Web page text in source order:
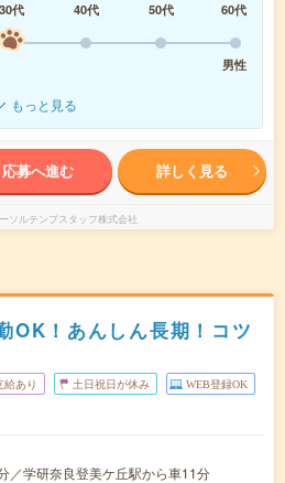
30代 40代 50代
60代
男性
もっと見る
応募へ進む 詳しく見る
ソルテンプスタッフ株式会社
OK！あんしん長期！コツ
給あり 土日祝日が休み WEB登録OK
／学研奈良登美ケ丘駅から車11分